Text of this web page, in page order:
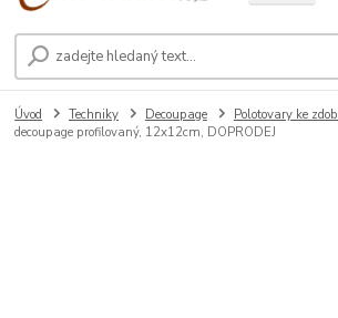
Úvod Techniky Decoupage Polotovary ke
decoupage profilovaný, 12x12cm, DOPRODEJ